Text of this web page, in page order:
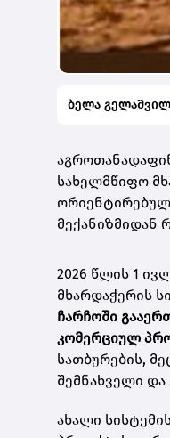
ბელა
სახელმწიფო
მექანიზმიდან
2026 წლის 1
მხარდაჭერის
ჩარჩოში
კომერციულ
სათბურების,
შემნახველი და
ახალი